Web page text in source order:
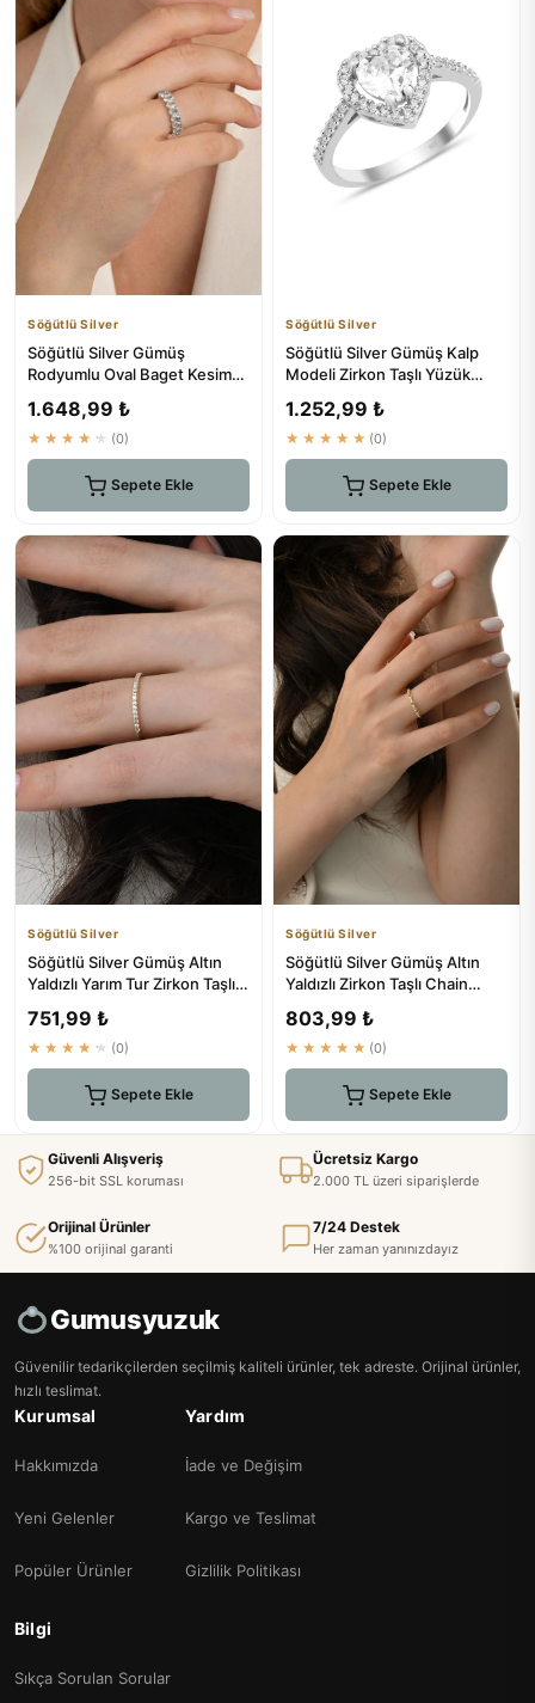
Söğütlü Silver
Söğütlü Silver Gümüş
Rodyumlu Oval Baget Kesim
SGTL...
1.648,99 ₺
★★★★★ (0)
Sepete Ekle
Söğütlü Silver
Söğütlü Silver Gümüş Kalp
Modeli Zirkon Taşlı Yüzük
1.252,99 ₺
★★★★★ (0)
Sepete Ekle
Söğütlü Silver
Söğütlü Silver Gümüş Altın
Yaldızlı Yarım Tur Zirkon Taşlı
751,99 ₺
★★★★★ (0)
Sepete Ekle
Söğütlü Silver
Söğütlü Silver Gümüş Altın
Yaldızlı Zirkon Taşlı Chain
803,99 ₺
★★★★★ (0)
Sepete Ekle
Güvenli Alışveriş
256-bit SSL koruması
Ücretsiz Kargo
2.000 TL üzeri siparişlerde
Orijinal Ürünler
%100 orijinal garanti
7/24 Destek
Her zaman yanınızdayız
Gumusyuzuk
Güvenilir tedarikçilerden seçilmiş kaliteli ürünler, tek adreste. Orijinal ürünler,
hızlı teslimat.
Kurumsal
Hakkımızda
Yeni Gelenler
Popüler Ürünler
Yardım
İade ve Değişim
Kargo ve Teslimat
Gizlilik Politikası
Bilgi
Sıkça Sorulan Sorular